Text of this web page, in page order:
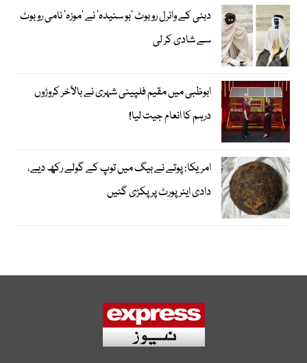
دبئی کے وائرل روبوٹ ’بو سنیدہ‘ نے ’موزہ‘ نامی روبوٹ
سے شادی کر لی
ابوظبی میں مقیم فلپینی شہری نے بالآخر کروڑوں
درہم کا انعام جیت لیا!
امریکا: پوتے نے بیگ میں توپ کے گولے رکھ دیے،
دادی ایئرپورٹ پر پکڑی گئیں